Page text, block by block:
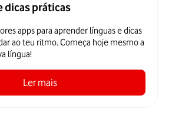
dicas práticas
apps para aprender línguas e dicas
ao teu ritmo. Começa hoje mesmo a
língua!
Ler mais